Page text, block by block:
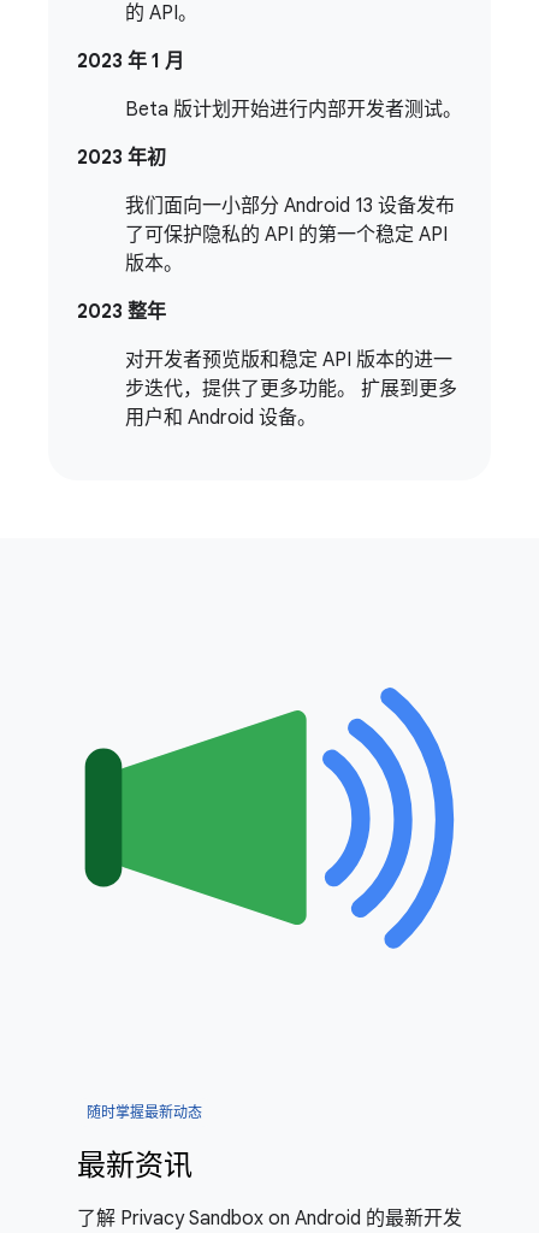
的 API。
2023 年 1 月
Beta 版计划开始进行内部开发者测试。
2023 年初
我们面向一小部分 Android 13 设备发布
了可保护隐私的 API 的第一个稳定 API
版本。
2023 整年
对开发者预览版和稳定 API 版本的进一
步迭代，提供了更多功能。 扩展到更多
用户和 Android 设备。
随时掌握最新动态
最新资讯
了解 Privacy Sandbox on Android 的最新开发